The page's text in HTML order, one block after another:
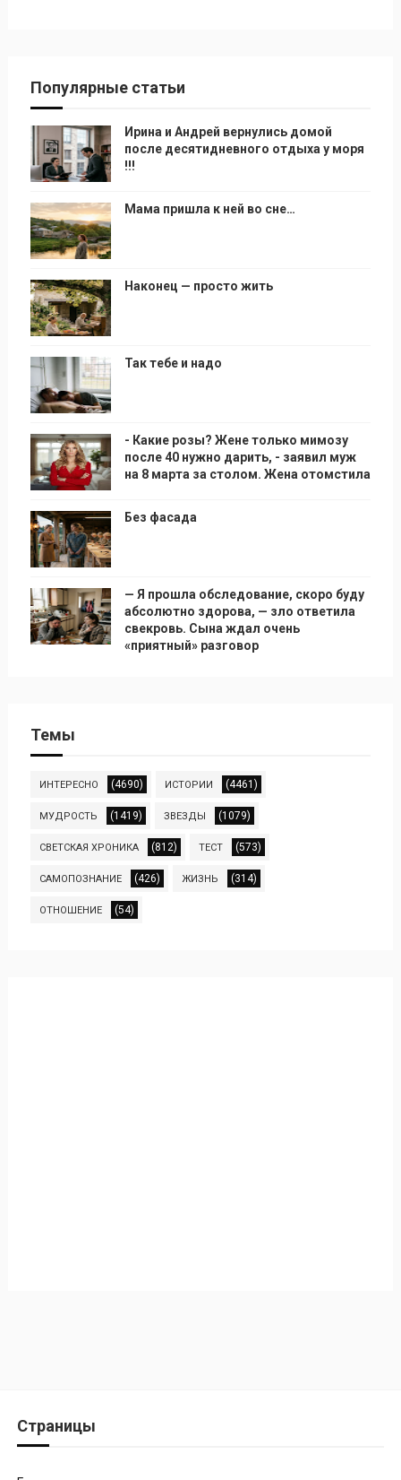
Популярные статьи
Ирина и Андрей вернулись домой
после десятидневного отдыха у моря
!!!
Мама пришла к ней во сне…
Наконец — просто жить
Так тебе и надо
- Какие розы? Жене только мимозу
после 40 нужно дарить, - заявил муж
на 8 марта за столом. Жена отомстила
Без фасада
— Я прошла обследование, скоро буду
абсолютно здорова, — зло ответила
свекровь. Сына ждал очень
«приятный» разговор
Темы
ИНТЕРЕСНО (4690) ИСТОРИИ (4461)
МУДРОСТЬ (1419) ЗВЕЗДЫ (1079)
СВЕТСКАЯ ХРОНИКА (812) ТЕСТ (573)
САМОПОЗНАНИЕ (426) ЖИЗНЬ (314)
ОТНОШЕНИЕ (54)
Страницы